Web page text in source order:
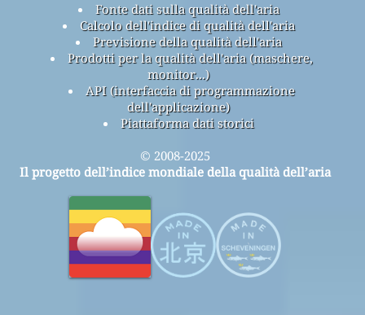
Fonte dati sulla qualità dell'aria
Calcolo dell'indice di qualità dell'aria
Previsione della qualità dell'aria
Prodotti per la qualità dell'aria (maschere,
monitor...)
API (interfaccia di programmazione
dell'applicazione)
Piattaforma dati storici
© 2008-2025
Il progetto dell’indice mondiale della qualità dell’aria